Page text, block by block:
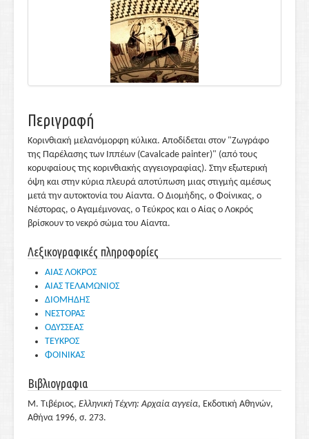
Περιγραφή
Κορινθιακή μελανόμορφη κύλικα. Αποδίδεται στον "Ζωγράφο
της Παρέλασης των Ιππέων (Cavalcade painter)" (από τους
κορυφαίους της κορινθιακής αγγειογραφίας). Στην εξωτερική
όψη και στην κύρια πλευρά αποτύπωση μιας στιγμής αμέσως
μετά την αυτοκτονία του Αίαντα. Ο Διομήδης, ο Φοίνικας, ο
Νέστορας, ο Αγαμέμνονας, ο Τεύκρος και ο Αίας ο Λοκρός
βρίσκουν το νεκρό σώμα του Αίαντα.
Λεξικογραφικές πληροφορίες
ΑΙΑΣ ΛΟΚΡΟΣ
ΑΙΑΣ ΤΕΛΑΜΩΝΙΟΣ
ΔΙΟΜΗΔΗΣ
ΝΕΣΤΟΡΑΣ
ΟΔΥΣΣΕΑΣ
ΤΕΥΚΡΟΣ
ΦΟΙΝΙΚΑΣ
Βιβλιογραφια
Μ. Τιβέριος, Ελληνική Τέχνη: Αρχαία αγγεία, Εκδοτική Αθηνών,
Αθήνα 1996, σ. 273.